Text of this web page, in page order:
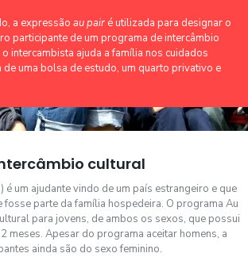
a expressãoau pair é utilizada para designar o
participante de um programa de intercâmbio
intercambista ajuda a família nos cuidados
de uma bolsa de estudo, um quarto privativo e
cultural
é um ajudante vindo de um país estrangeiro e que
fosse parte da família hospedeira. O programa Au
para jovens, de ambos os sexos, que possui
meses. Apesar do programa aceitar homens, a
ainda são do sexo feminino.